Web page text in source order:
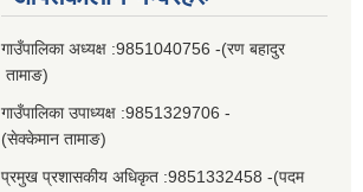
गाउँपालिका अध्यक्ष :9851040756 -(रण बहादुर
तामाङ)
गाउँपालिका उपाध्यक्ष :9851329706 -
(सेक्केमान तामाङ)
प्रमुख प्रशासकीय अधिकृत :9851332458 -(पदम